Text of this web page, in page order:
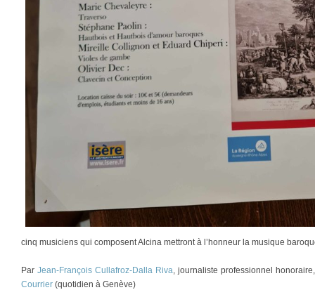
cinq musiciens qui composent Alcina mettront à l’honneur la musique
Par Jean-François Cullafroz-Dalla Riva , journaliste professionnel
Courrier (quotidien à Genève)